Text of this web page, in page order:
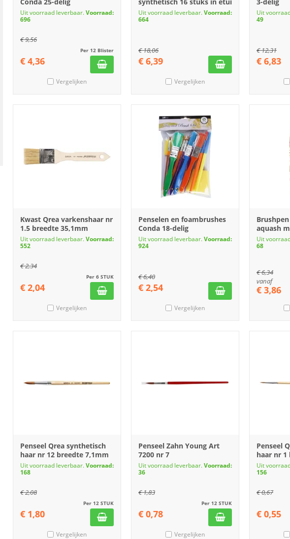
Uit voorraad leverbaar.Voorraad:
696
€9,56
Per 12 Blister
€ 4,36
Vergelijken
Uit voorraad leverbaar.Voorraad:
664
€18,06
€ 6,39
Vergelijken
Uit
49
€12,31
€ 6,83
Kwast Qrea varkenshaar nr
1.5 breedte 35,1mm
Uit voorraad leverbaar.Voorraad:
552
€2,34
Per 6 STUK
€ 2,04
Vergelijken
Penselen en foambrushes
Conda 18-delig
Uit voorraad leverbaar.Voorraad:
924
€6,40
€ 2,54
Vergelijken
aquash
Uit
68
€6,34
vanaf
€ 3,86
Penseel Qrea synthetisch
haar nr 12 breedte 7,1mm
Uit voorraad leverbaar.Voorraad:
168
€2,08
Per 12 STUK
€ 1,80
Vergelijken
Penseel Zahn Young Art
7200 nr 7
Uit voorraad leverbaar.Voorraad:
36
€1,83
Per 12 STUK
€ 0,78
Vergelijken
Penseel
haar nr 1
Uit
156
€0,67
€ 0,55